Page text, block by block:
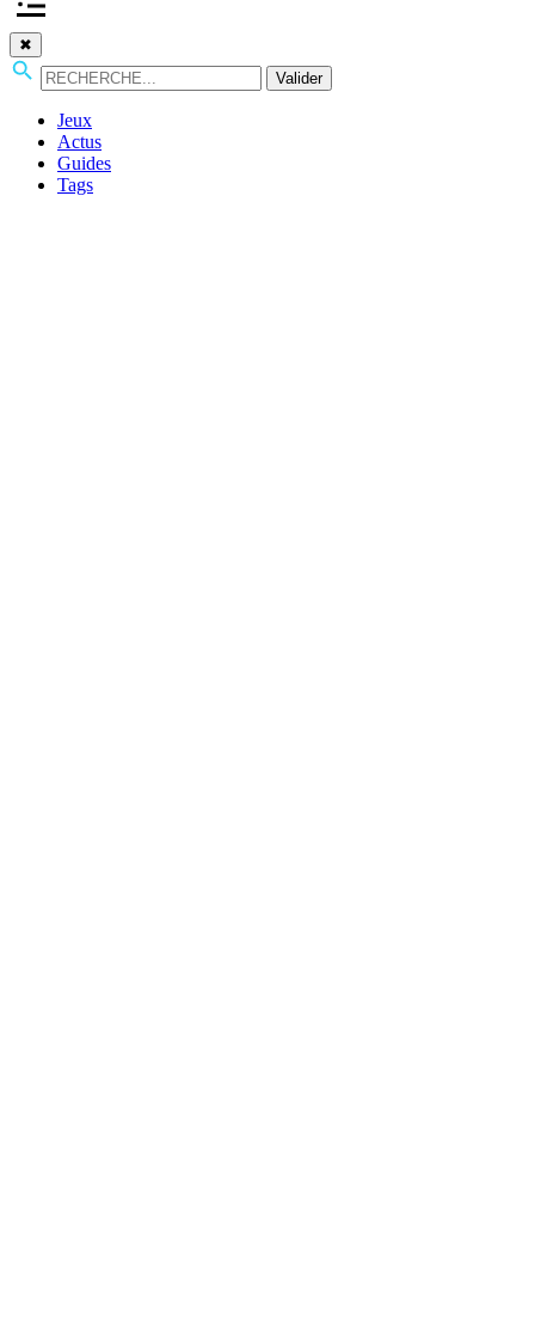
✖
Valider
Jeux
Actus
Guides
Tags